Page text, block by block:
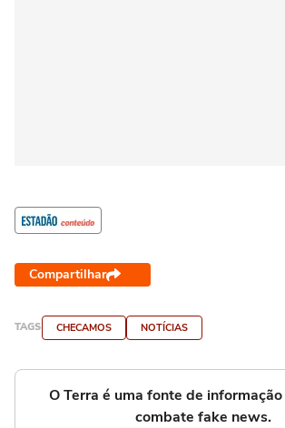
Compartilhar
TAGS CHECAMOS NOTÍCIAS
O Terra é uma fonte de
combate fake news.